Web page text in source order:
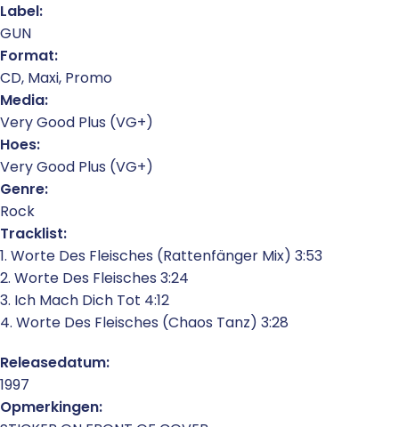
Label:
GUN
Format:
CD, Maxi, Promo
Media:
Very Good Plus (VG+)
Hoes:
Very Good Plus (VG+)
Genre:
Rock
Tracklist:
1. Worte Des Fleisches (Rattenfänger Mix) 3:53
2. Worte Des Fleisches 3:24
3. Ich Mach Dich Tot 4:12
4. Worte Des Fleisches (Chaos Tanz) 3:28
Releasedatum:
1997
Opmerkingen: